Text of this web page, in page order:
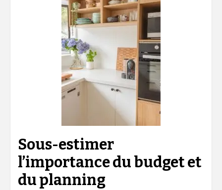
Sous-estimer
l’importance du budget et
du planning